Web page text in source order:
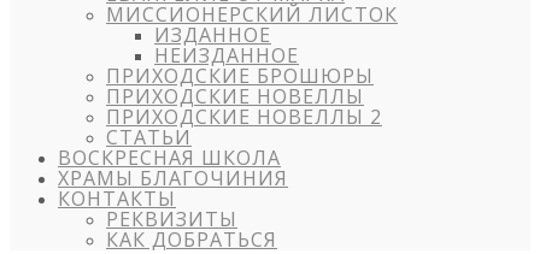
МИССИОНЕРСКИЙ ЛИСТОК
ИЗДАННОЕ
НЕИЗДАННОЕ
ПРИХОДСКИЕ БРОШЮРЫ
ПРИХОДСКИЕ НОВЕЛЛЫ
ПРИХОДСКИЕ НОВЕЛЛЫ 2
СТАТЬИ
ВОСКРЕСНАЯ ШКОЛА
ХРАМЫ БЛАГОЧИНИЯ
КОНТАКТЫ
РЕКВИЗИТЫ
КАК ДОБРАТЬСЯ